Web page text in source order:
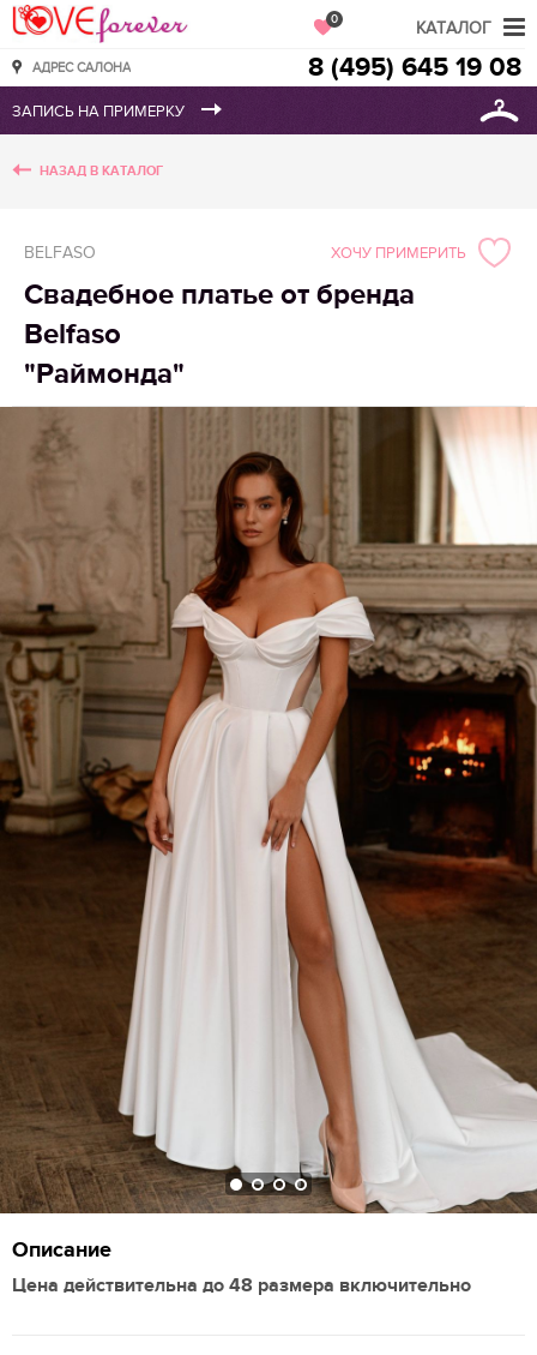
Love Forever
АДРЕС САЛОНА
0
8 (495) 645 19 08
НАЗАД В КАТАЛОГ
BELFASO
Свадебное платье от бренда
Belfaso
"Раймонда"
ХОЧУ ПРИМЕРИТЬ
Описание
Цена действительна до 48 размера включительно
КАТАЛОГ